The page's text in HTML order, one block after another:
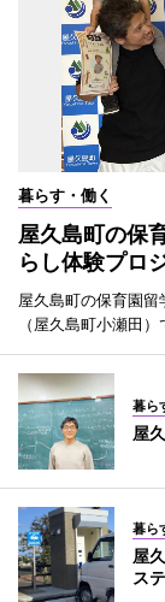
暮らす・働く
屋久島町の保
らし体験プロ
屋久島町の保育園
（屋久島町小瀬田）
暮ら
屋
暮ら
屋
ス